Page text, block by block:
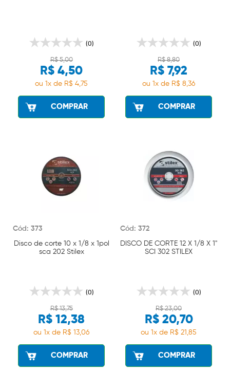
(0)
R$ 5,00
R$ 4,50
ou 1x de R$ 4,75
COMPRAR
(0)
R$ 8,80
R$ 7,92
ou 1x de R$ 8,36
COMPRAR
Cód: 373
Disco de corte 10 x 1/8 x 1pol
sca 202 Stilex
(0)
R$ 13,75
R$ 12,38
ou 1x de R$ 13,06
COMPRAR
Cód: 372
DISCO DE CORTE 12 X 1/8 X 1"
SCI 302 STILEX
(0)
R$ 23,00
R$ 20,70
ou 1x de R$ 21,85
COMPRAR